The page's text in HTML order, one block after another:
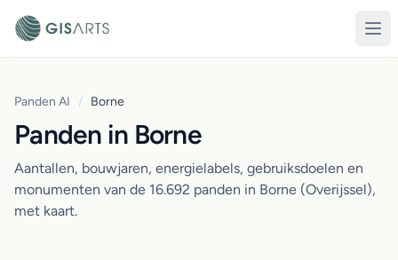
Panden AI / Borne
Panden in Borne
Aantallen, bouwjaren, energielabels, gebruiksdoelen en
monumenten van de 16.692 panden in Borne (Overijssel),
met kaart.